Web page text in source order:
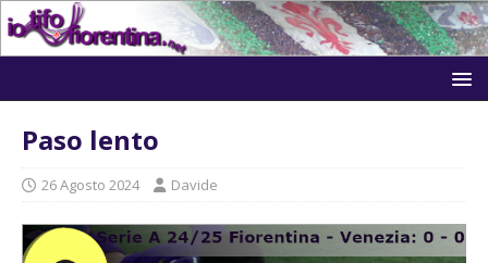
Paso lento
26 Agosto 2024 Davide